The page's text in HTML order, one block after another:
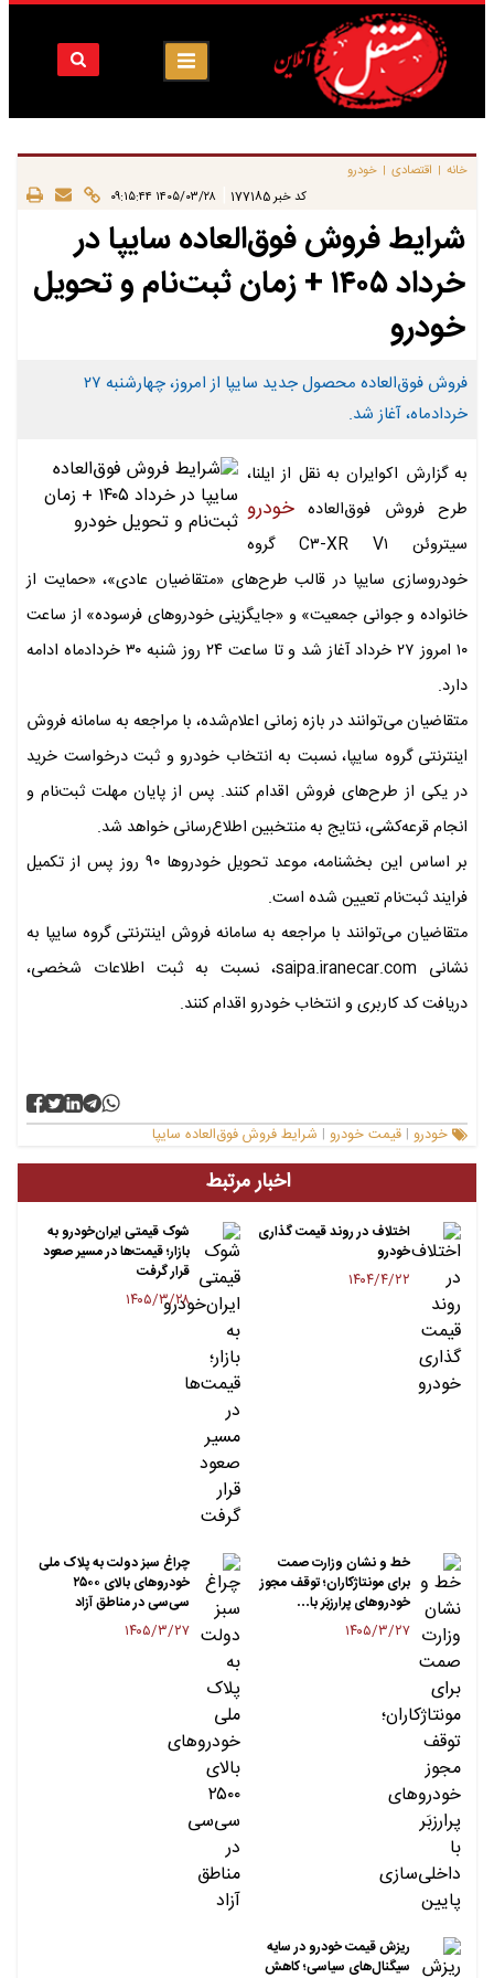
خانه | اقتصادی | خودرو
کد خبر 177185 ۱۴۰۵/۰۳/۲۸ ۰۹:۱۵:۴۴
شرایط فروش فوق‌العاده سایپا در
خرداد ۱۴۰۵ + زمان ثبت‌نام و تحویل
خودرو​
فروش فوق‌العاده محصول جدید سایپا از امروز، چهارشنبه ۲۷
خردادماه، آغاز شد.
به گزارش اکوایران به نقل از ایلنا،
طرح فروش فوق‌العاده خودرو
سیتروئن C۳-XR V۱ گروه
خودروسازی سایپا در قالب طرح‌های «متقاضیان عادی»، «حمایت از
خانواده و جوانی جمعیت» و «جایگزینی خودرو‌های فرسوده» از ساعت
۱۰ امروز ۲۷ خرداد آغاز شد و تا ساعت ۲۴ روز شنبه ۳۰ خردادماه ادامه
دارد.
متقاضیان می‌توانند در بازه زمانی اعلام‌شده، با مراجعه به سامانه فروش
اینترنتی گروه سایپا، نسبت به انتخاب خودرو و ثبت درخواست خرید
در یکی از طرح‌های فروش اقدام کنند. پس از پایان مهلت ثبت‌نام و
انجام قرعه‌کشی، نتایج به منتخبین اطلاع‌رسانی خواهد شد.
بر اساس این بخشنامه، موعد تحویل خودرو‌ها ۹۰ روز پس از تکمیل
فرایند ثبت‌نام تعیین شده است.
متقاضیان می‌توانند با مراجعه به سامانه فروش اینترنتی گروه سایپا به
نشانی saipa.iranecar.com، نسبت به ثبت اطلاعات شخصی،
دریافت کد کاربری و انتخاب خودرو اقدام کنند.
خودرو | قیمت خودرو | شرایط فروش فوق‌العاده سایپا
اخبار مرتبط
اختلاف در روند قیمت گذاری
خودرو
۱۴۰۴/۴/۲۲
شوک قیمتی ایران‌خودرو به
بازار؛ قیمت‌ها در مسیر صعود
قرار گرفت
۱۴۰۵/۳/۲۸
خط و نشان وزارت صمت
برای مونتاژکاران؛ توقف مجوز
خودروهای پرارزبَر با…
۱۴۰۵/۳/۲۷
چراغ سبز دولت به پلاک ملی
خودروهای بالای ۲۵۰۰
سی‌سی در مناطق آزاد
۱۴۰۵/۳/۲۷
ریزش قیمت خودرو در سایه
سیگنال‌های سیاسی؛ کاهش